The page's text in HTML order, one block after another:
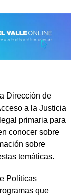
Dirección de
a la Justicia
primaria para
conocer sobre
sobre
temáticas.
Políticas
que